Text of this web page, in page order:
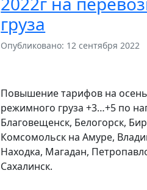
груза
Опубликовано: 12 сентября 2022
Повышение тарифов на осень
режимного груза +3…+5 по
Благовещенск, Белогорск,
Комсомольск на Амуре,
Находка, Магадан,
Сахалинск.